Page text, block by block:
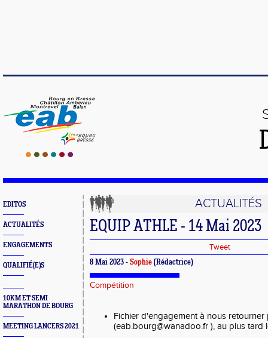
EDITOS
ACTUALITÉS
ENGAGEMENTS
QUALIFIÉ(E)S
10KM ET SEMI
MARATHON DE BOURG
MEETING LANCERS 2021
ACTUALITÉS
EQUIP ATHLE - 14 Mai 2023
Tweet
8 Mai 2023 - Sophie (Rédactrice)
Compétition
Fichier d'engagement à nous retourner
(eab.bourg@wanadoo.fr ), au plus tard